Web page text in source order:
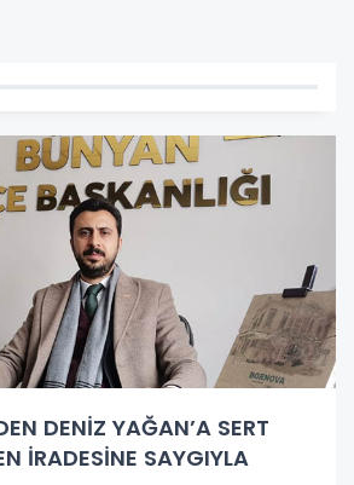
DENİZ YAĞAN’A SERT
İRADESİNE SAYGIYLA